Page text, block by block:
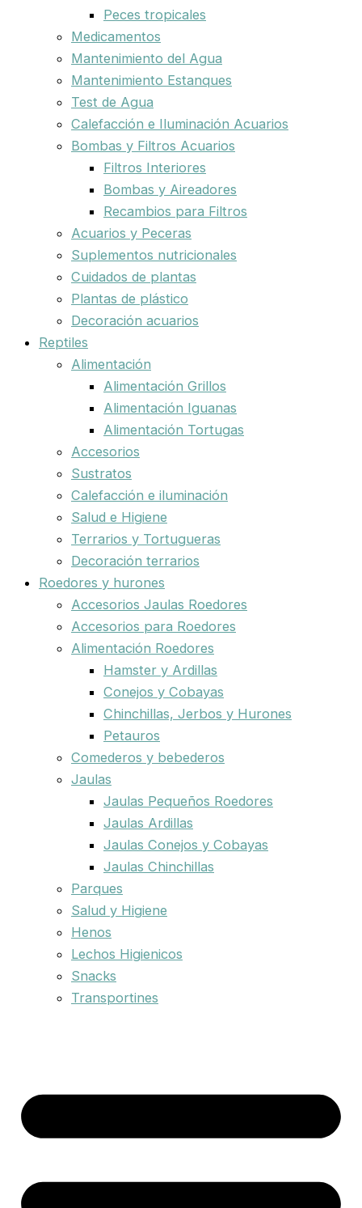
Peces tropicales
Medicamentos
Mantenimiento del Agua
Mantenimiento Estanques
Test de Agua
Calefacción e Iluminación Acuarios
Bombas y Filtros Acuarios
Filtros Interiores
Bombas y Aireadores
Recambios para Filtros
Acuarios y Peceras
Suplementos nutricionales
Cuidados de plantas
Plantas de plástico
Decoración acuarios
Reptiles
Alimentación
Alimentación Grillos
Alimentación Iguanas
Alimentación Tortugas
Accesorios
Sustratos
Calefacción e iluminación
Salud e Higiene
Terrarios y Tortugueras
Decoración terrarios
Roedores y hurones
Accesorios Jaulas Roedores
Accesorios para Roedores
Alimentación Roedores
Hamster y Ardillas
Conejos y Cobayas
Chinchillas, Jerbos y Hurones
Petauros
Comederos y bebederos
Jaulas
Jaulas Pequeños Roedores
Jaulas Ardillas
Jaulas Conejos y Cobayas
Jaulas Chinchillas
Parques
Salud y Higiene
Henos
Lechos Higienicos
Snacks
Transportines